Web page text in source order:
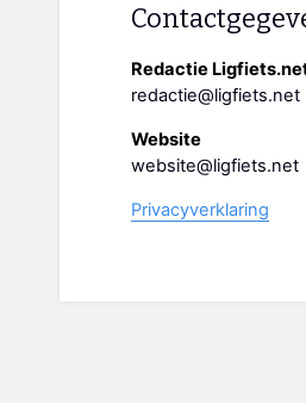
Redactie
redactie@ligfiets.net
Website
website@ligfiets.net
Privacyverklaring